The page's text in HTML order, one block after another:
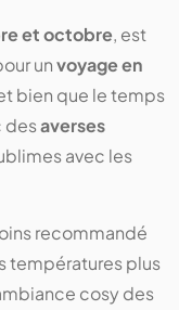
et octobre, est
unvoyage en
bien que le temps
desaverses
avec les
recommandé
températures plus
cosy des